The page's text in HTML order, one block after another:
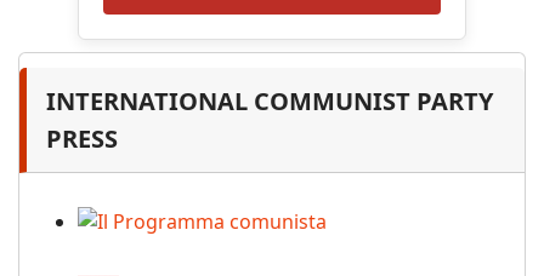
INTERNATIONAL COMMUNIST PARTY
PRESS